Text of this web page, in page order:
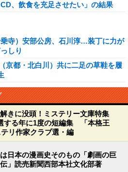
、飲食を充足させたい」の結果
寺）安部公房、石川淳…装丁に力が
しり
京都・北白川）共に二足の草鞋を履
きに没頭！ミステリー文庫特集
する年に1度の短編集 「本格王
リ作家クラブ選・編
日本の漫画史そのもの「劇画の巨
」読売新聞西部本社文化部著